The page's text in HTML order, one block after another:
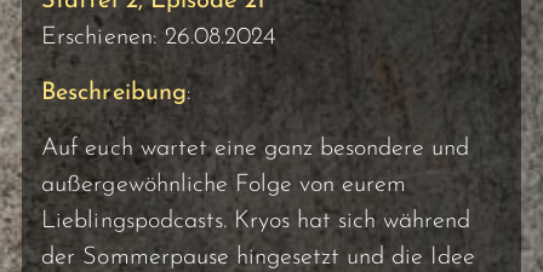
Erschienen: 26.08.2024
Beschreibung:
Auf euch wartet eine ganz besondere und
außergewöhnliche Folge von eurem
Lieblingspodcasts. Kryos hat sich während
der Sommerpause hingesetzt und die Idee